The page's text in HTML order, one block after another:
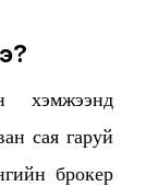
хэмжээнд
сая гаруй
брокер